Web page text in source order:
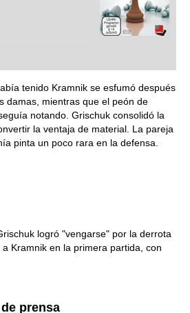
tenido Kramnik se esfumó después
damas, mientras que el peón de
notando. Grischuk consolidó la
la ventaja de material. La pareja
pinta un poco rara en la defensa.
logró "vengarse" por la derrota
Kramnik en la primera partida, con
prensa